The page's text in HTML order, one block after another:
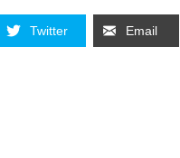
Twitter Email